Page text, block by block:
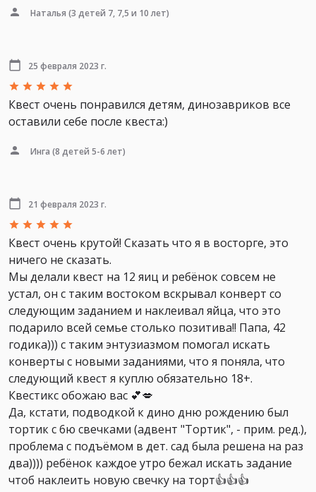
Наталья (3 детей 7, 7,5 и 10 лет)
25 февраля 2023 г.
Квест очень понравился детям, динозавриков все
оставили себе после квеста:)
Инга (8 детей 5-6 лет)
21 февраля 2023 г.
Квест очень крутой! Сказать что я в восторге, это
ничего не сказать.
Мы делали квест на 12 яиц и ребёнок совсем не
устал, он с таким востоком вскрывал конверт со
следующим заданием и наклеивал яйца, что это
подарило всей семье столько позитива!! Папа, 42
годика))) с таким энтузиазмом помогал искать
конверты с новыми заданиями, что я поняла, что
следующий квест я куплю обязательно 18+.
Квестикс обожаю вас 💕💋
Да, кстати, подводкой к дино дню рождению был
тортик с 6ю свечками (адвент "Тортик", - прим. ред.),
проблема с подъёмом в дет. сад была решена на раз
два)))) ребёнок каждое утро бежал искать задание
чтоб наклеить новую свечку на торт👍👍👍